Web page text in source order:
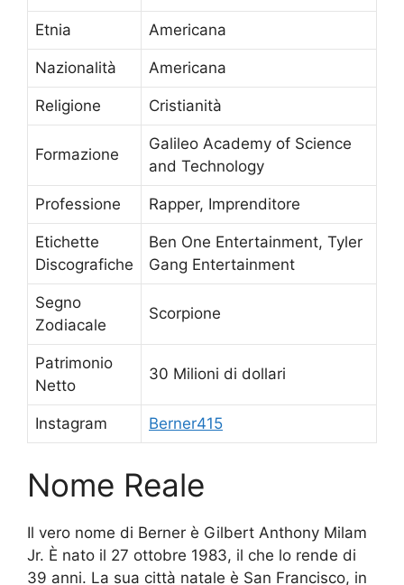
Etnia Americana
Nazionalità Americana
Religione Cristianità
Formazione
Galileo Academy of Science
and Technology
Professione Rapper, Imprenditore
Etichette
Discografiche
Ben One Entertainment, Tyler
Gang Entertainment
Segno
Zodiacale
Scorpione
Patrimonio
Netto
30 Milioni di dollari
Instagram Berner415
Nome Reale
Il vero nome di Berner è Gilbert Anthony Milam
Jr. È nato il 27 ottobre 1983, il che lo rende di
39 anni. La sua città natale è San Francisco, in